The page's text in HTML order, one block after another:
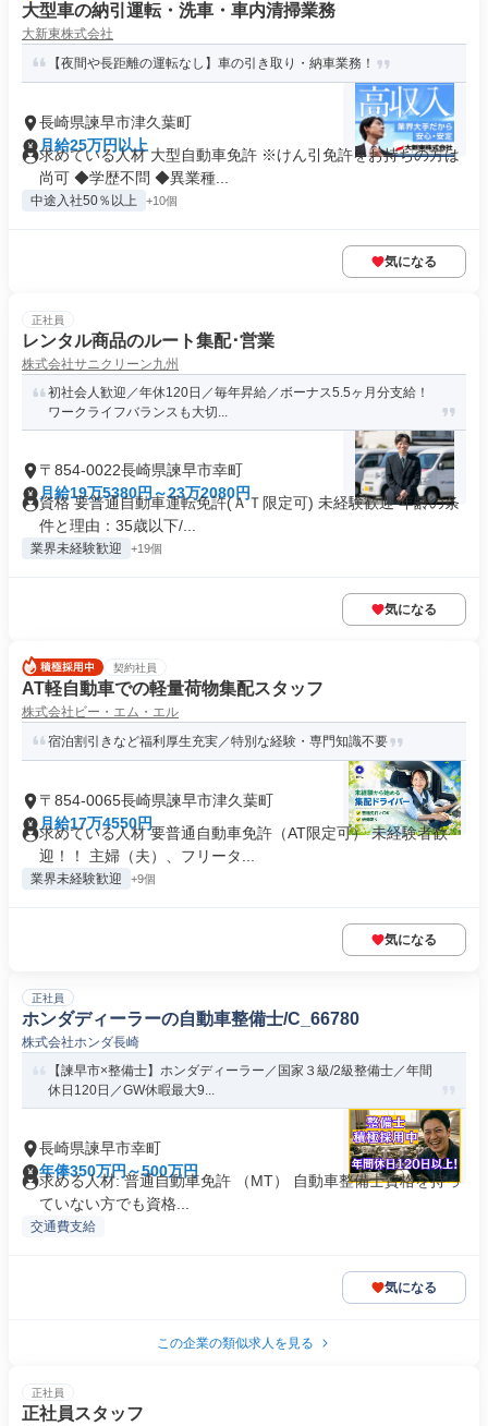
大型車の納引運転・洗車・車内清掃業務
大新東株式会社
【夜間や長距離の運転なし】車の引き取り・納車業務！
長崎県諫早市津久葉町
月給25万円以上
求めている人材 大型自動車免許 ※けん引免許をお持ちの方は
尚可 ◆学歴不問 ◆異業種...
中途入社50％以上 +10個
気になる
正社員
レンタル商品のルート集配･営業
株式会社サニクリーン九州
初社会人歓迎／年休120日／毎年昇給／ボーナス5.5ヶ月分支給！
ワークライフバランスも大切...
〒854-0022長崎県諫早市幸町
月給19万5380円～23万2080円
資格 要普通自動車運転免許(ＡＴ限定可) 未経験歓迎 年齢の条
件と理由：35歳以下/...
業界未経験歓迎 +19個
気になる
契約社員
AT軽自動車での軽量荷物集配スタッフ
株式会社ビー・エム・エル
宿泊割引きなど福利厚生充実／特別な経験・専門知識不要
〒854-0065長崎県諫早市津久葉町
月給17万4550円
求めている人材 要普通自動車免許（AT限定可） 未経験者歓
迎！！ 主婦（夫）、フリータ...
業界未経験歓迎 +9個
気になる
正社員
ホンダディーラーの自動車整備士/C_66780
株式会社ホンダ長崎
【諫早市×整備士】ホンダディーラー／国家３級/2級整備士／年間
休日120日／GW休暇最大9...
長崎県諫早市幸町
年俸350万円～500万円
求める人材: 普通自動車免許 （MT） 自動車整備士資格を持っ
ていない方でも資格...
交通費支給
気になる
この企業の類似求人を見る
正社員
正社員スタッフ